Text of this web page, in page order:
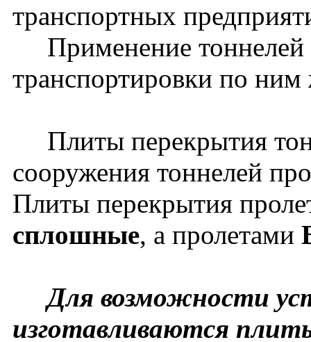
транспортных
Применение тоннелей
транспортировки по
Плиты перекрытия
сооружения тоннелей
Плиты перекрытия
сплошные, а пролетами
Для возможности
изготавливаются